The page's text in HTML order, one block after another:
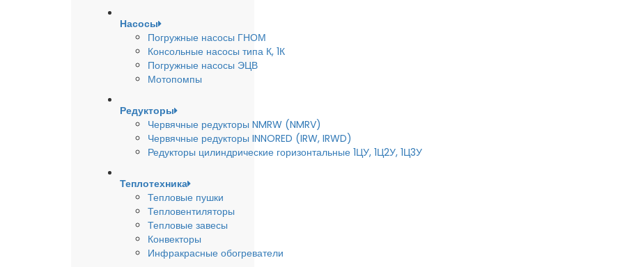
Насосы
Погружные насосы ГНОМ
Консольные насосы типа К, 1К
Погружные насосы ЭЦВ
Мотопомпы
Редукторы
Червячные редукторы NMRW (NMRV)
Червячные редукторы INNORED (IRW, IRWD)
Редукторы цилиндрические горизонтальные 1ЦУ, 1Ц2У, 1Ц3У
Теплотехника
Тепловые пушки
Тепловентиляторы
Тепловые завесы
Конвекторы
Инфракрасные обогреватели